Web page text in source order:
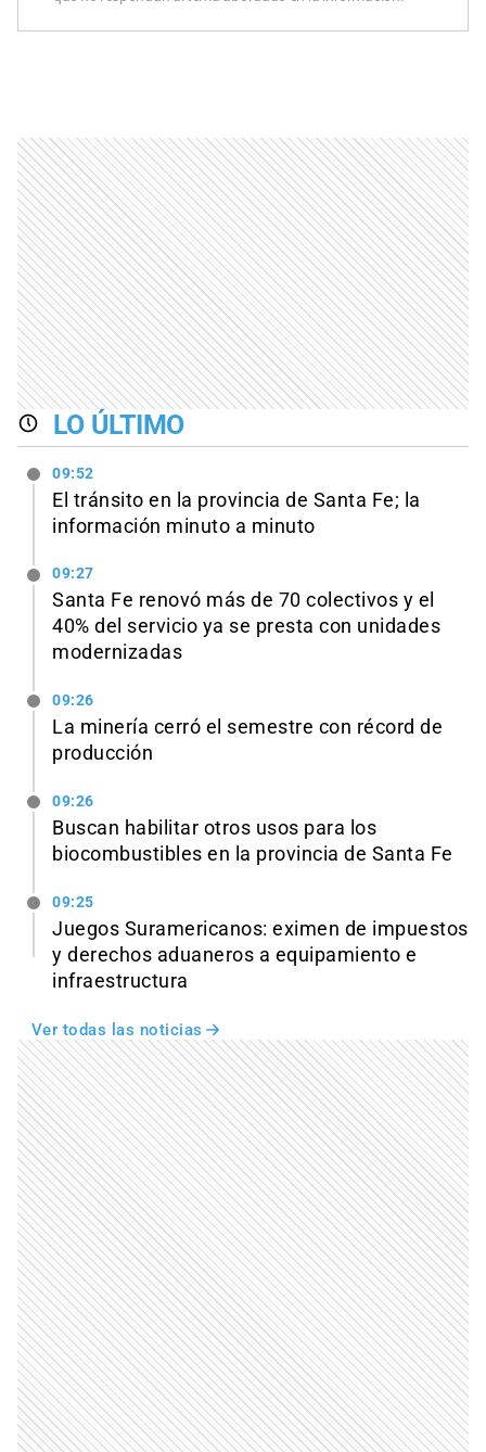
LO ÚLTIMO
09:52
El tránsito en la provincia de Santa Fe; la
información minuto a minuto
09:27
Santa Fe renovó más de 70 colectivos y el
40% del servicio ya se presta con unidades
modernizadas
09:26
La minería cerró el semestre con récord de
producción
09:26
Buscan habilitar otros usos para los
biocombustibles en la provincia de Santa Fe
09:25
Juegos Suramericanos: eximen de impuestos
y derechos aduaneros a equipamiento e
infraestructura
Ver todas las noticias